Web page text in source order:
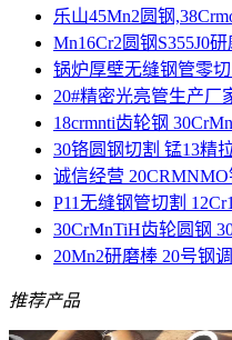
乐山45Mn2圆钢
Mn16Cr2圆钢S355J0
锅炉厚壁无缝钢管零
20#精密光亮管生产
18crmnti齿轮钢
30铬圆钢切割 锰13精
诚信经营
P11无缝钢管切割
30CrMnTiH齿轮圆钢
20Mn2研磨棒 20号钢
推荐产品